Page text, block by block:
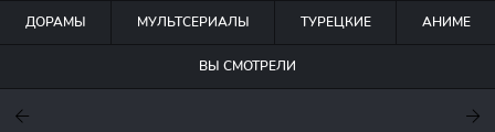
ДОРАМЫ МУЛЬТСЕРИАЛЫ ТУРЕЦКИЕ АНИМЕ
ВЫ СМОТРЕЛИ